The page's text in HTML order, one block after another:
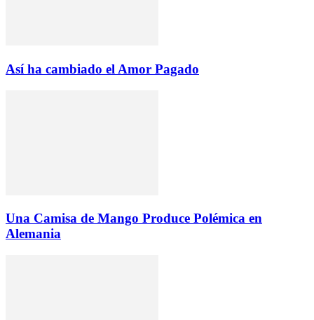
Así ha cambiado el Amor Pagado
Una Camisa de Mango Produce Polémica en
Alemania